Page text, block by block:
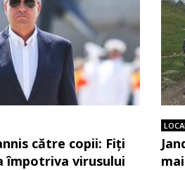
către copii: Fiți
împotriva virusului